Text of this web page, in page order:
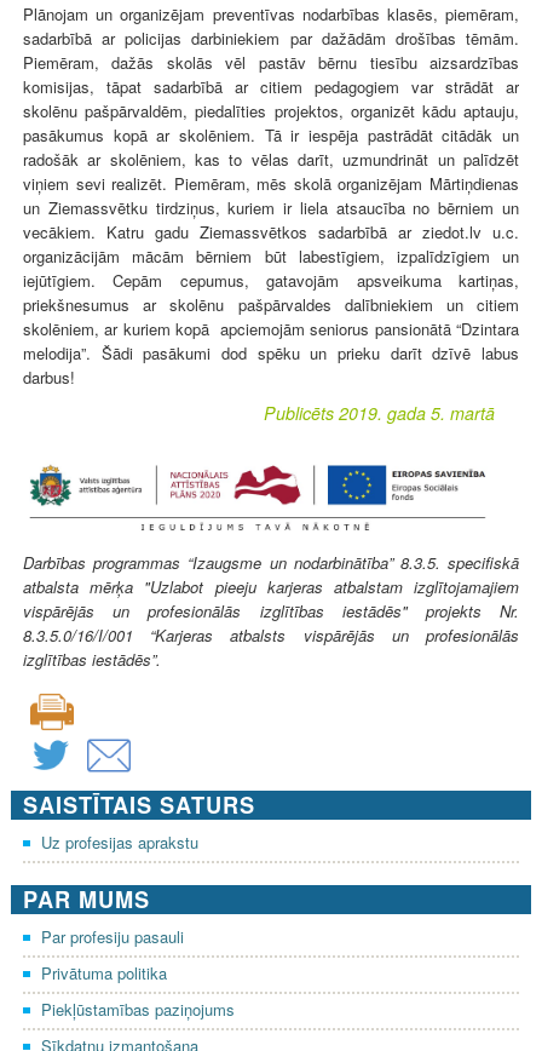
Plānojam un organizējam preventīvas nodarbības klasēs, piemēram,
sadarbībā ar policijas darbiniekiem par dažādām drošības tēmām.
Piemēram, dažās skolās vēl pastāv bērnu tiesību aizsardzības
komisijas, tāpat sadarbībā ar citiem pedagogiem var strādāt ar
skolēnu pašpārvaldēm, piedalīties projektos, organizēt kādu aptauju,
pasākumus kopā ar skolēniem. Tā ir iespēja pastrādāt citādāk un
radošāk ar skolēniem, kas to vēlas darīt, uzmundrināt un palīdzēt
viņiem sevi realizēt. Piemēram, mēs skolā organizējam Mārtiņdienas
un Ziemassvētku tirdziņus, kuriem ir liela atsaucība no bērniem un
vecākiem. Katru gadu Ziemassvētkos sadarbībā ar ziedot.lv u.c.
organizācijām mācām bērniem būt labestīgiem, izpalīdzīgiem un
iejūtīgiem. Cepām cepumus, gatavojām apsveikuma kartiņas,
priekšnesumus ar skolēnu pašpārvaldes dalībniekiem un citiem
skolēniem, ar kuriem kopā apciemojām seniorus pansionātā “Dzintara
melodija”. Šādi pasākumi dod spēku un prieku darīt dzīvē labus
darbus!
Publicēts 2019. gada 5. martā
Darbības programmas “Izaugsme un nodarbinātība” 8.3.5. specifiskā
atbalsta mērķa "Uzlabot pieeju karjeras atbalstam izglītojamajiem
vispārējās un profesionālās izglītības iestādēs" projekts Nr.
8.3.5.0/16/I/001 “Karjeras atbalsts vispārējās un profesionālās
izglītības iestādēs”.
SAISTĪTAIS SATURS
Uz profesijas aprakstu
PAR MUMS
Par profesiju pasauli
Privātuma politika
Piekļūstamības paziņojums
Sīkdatņu izmantošana